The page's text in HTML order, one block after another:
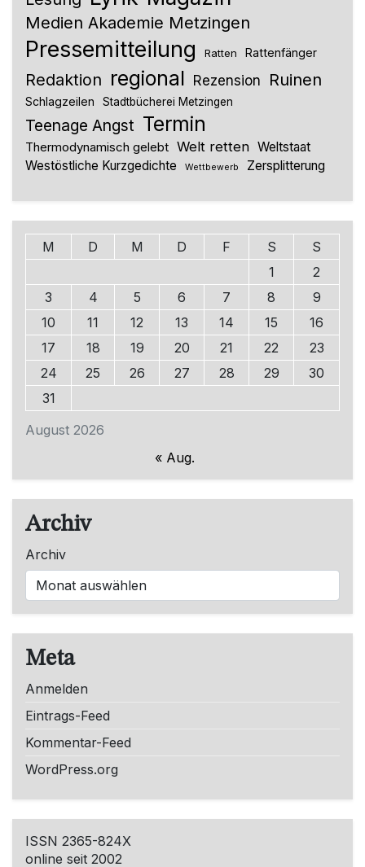
Medien Akademie Metzingen
Pressemitteilung Ratten Rattenfänger
Redaktion regional Rezension Ruinen
Schlagzeilen Stadtbücherei Metzingen
Teenage Angst Termin
Thermodynamisch gelebt Welt retten Weltstaat
Westöstliche Kurzgedichte
Wettbewerb Zersplitterung
August 2026
M D M D F S
S
1
2
3
4 5 6 7 8
9
10
11 12 13 14 15
16
17
18 19 20 21 22
23
24
25 26 27 28 29
30
31
« Aug.
Archiv
Archiv
Meta
Anmelden
Eintrags-Feed
Kommentar-Feed
WordPress.org
ISSN 2365-824X
online seit 2002